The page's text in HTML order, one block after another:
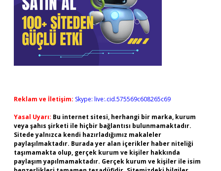
Reklam ve İletişim: Skype: live:.cid.575569c608265c69
Yasal Uyarı: Bu internet sitesi, herhangi bir marka, kurum
veya şahıs şirketi ile hiçbir bağlantısı bulunmamaktadır.
Sitede yalnızca kendi hazırladığımız makaleler
paylaşılmaktadır. Burada yer alan içerikler haber niteliği
taşımamakta olup, gerçek kurum ve kişiler hakkında
paylaşım yapılmamaktadır. Gerçek kurum ve kişiler ile isim